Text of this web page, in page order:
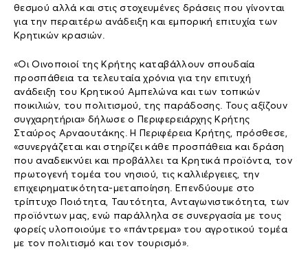
θεσμού αλλά και στις στοχευμένες δράσεις που γίνονται
για την περαιτέρω ανάδειξη και εμπορική επιτυχία των
Κρητικών κρασιών.
«Οι Οινοποιοί της Κρήτης καταβάλλουν σπουδαία
προσπάθεια τα τελευταία χρόνια για την επιτυχή
ανάδειξη του Κρητικού Αμπελώνα και των τοπικών
ποικιλιών, του πολιτισμού, της παράδοσης. Τους αξίζουν
συγχαρητήρια» δήλωσε ο Περιφερειάρχης Κρήτης
Σταύρος Αρναουτάκης. Η Περιφέρεια Κρήτης, πρόσθεσε,
«συνεργάζεται και στηρίζει κάθε προσπάθεια και δράση
που αναδεικνύει και προβάλλει τα Κρητικά προϊόντα, τον
πρωτογενή τομέα του νησιού, τις καλλιέργειες, την
επιχειρηματικότητα-μεταποίηση. Επενδύουμε στο
τρίπτυχο Ποιότητα, Ταυτότητα, Ανταγωνιστικότητα, των
προϊόντων μας, ενώ παράλληλα σε συνεργασία με τους
φορείς υλοποιούμε το «πάντρεμα» του αγροτικού τομέα
με τον πολιτισμό και τον τουρισμό».